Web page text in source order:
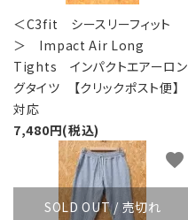
＜C3fit シースリーフィット
＞ Impact Air Long
Tights インパクトエアーロン
グタイツ 【クリックポスト便】
対応
7,480円(税込)
SOLD OUT / 売切れ
favorite